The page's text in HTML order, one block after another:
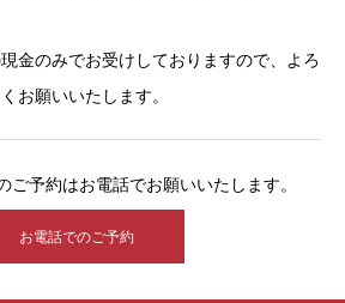
金のみでお受けしておりますので、よろ
お願いいたします。
ご予約はお電話でお願いいたします。
お電話でのご予約